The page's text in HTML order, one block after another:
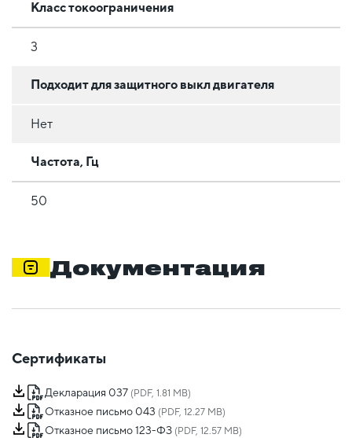
Класс токоограничения
3
Подходит для защитного выкл двигателя
Нет
Частота, Гц
50
Документация
Сертификаты
Декларация 037 (PDF, 1.81 MB)
Отказное письмо 043 (PDF, 12.27 MB)
Отказное письмо 123-ФЗ (PDF, 12.57 MB)